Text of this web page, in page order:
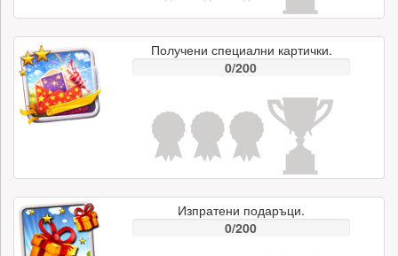
Получени специални картички.
0/200
Изпратени подаръци.
0/200